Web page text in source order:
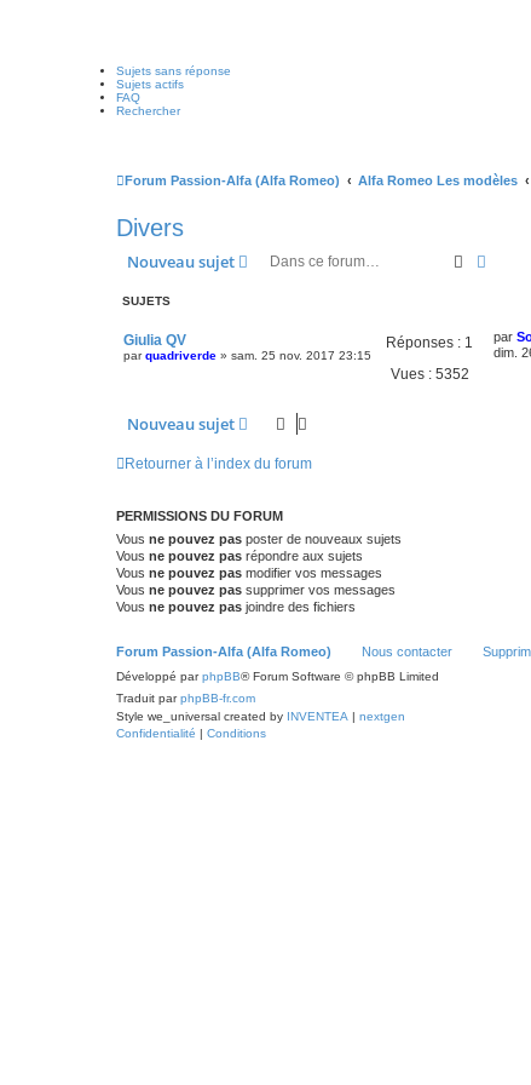
Sujets sans réponse
Sujets actifs
FAQ
Rechercher
Forum Passion-Alfa (Alfa Romeo) Alfa Romeo Les modèles
Divers
Nouveau sujet
SUJETS
Giulia QV
parquadriverde » sam. 25 nov. 2017 23:15
Réponses : 1
Vues : 5352
par
dim.
Nouveau sujet
Retourner à l’index du forum
PERMISSIONS DU FORUM
Vous ne pouvez pas poster de nouveaux sujets
Vous ne pouvez pas répondre aux sujets
Vous ne pouvez pas modifier vos messages
Vous ne pouvez pas supprimer vos messages
Vous ne pouvez pas joindre des fichiers
Forum Passion-Alfa (Alfa Romeo) Nous contacter
Développé parphpBB® Forum Software © phpBB Limited
Traduit parphpBB-fr.com
Style we_universal created by INVENTEA | nextgen
Confidentialité | Conditions